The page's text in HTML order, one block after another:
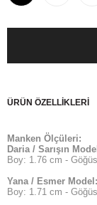
ÜRÜN ÖZELLIKLERI
Manken Ölçüleri:
Daria / Sarışın
Boy: 1.76 cm -
Yana / Esmer
Boy: 1.71 cm -